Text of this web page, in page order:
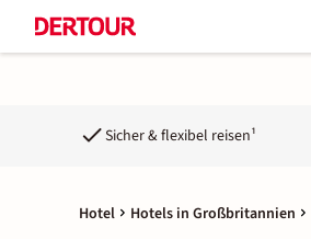
Sicher & flexibel reisen¹
Hotel Hotels in Großbritannien